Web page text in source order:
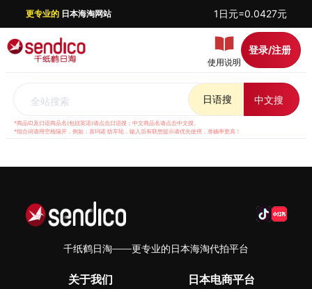
更专业的日本海淘网站 1日元=0.0427元
使用说明
登录/注册
全站搜索 日语搜 中文搜
*商品ID及日语商品名(包括英语)请点击日语搜；中文商品名请点击中文搜。
*组合词请用空格隔开，例如：喜玛诺 纺车轮，输入后有联想提示请优先使用，准确率更高！
千纸鹤日淘——更专业的日本海淘代拍平台
关于我们 日本电商平台